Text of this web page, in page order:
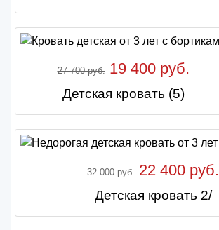
27 700 руб.19 400 руб.
Детская кровать (5)
32 000 руб. 22 400 руб.
Детская кровать 2/